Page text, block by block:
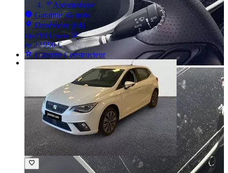
Automatique
Garantie 36 mois
Davézieux (04)
Dès210 €/mois
ou 22 990 €
Garantie Constructeur